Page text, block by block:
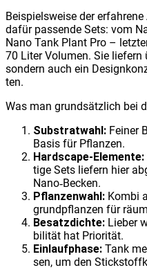
Bei­spiels­wei­se der
dafür pas­sen­de Sets: vom
Nano Tank Plant Pro –
70 Liter Volu­men. Sie
son­dern auch ein
ten.
Was man grund­sätz­lich bei
Sub­strat­wahl: Fei­ner
Basis für Pflan­zen.
Hard­scape-Ele­men­te:
ti­ge Sets lie­fern hier
Nano‑Becken.
Pflan­zen­wahl: Kom­bi
grund­pflan­zen für
Besatz­dich­te: Lie­ber
bi­li­tät hat Prio­ri­tät.
Ein­lauf­pha­se: Tank
sen, um den